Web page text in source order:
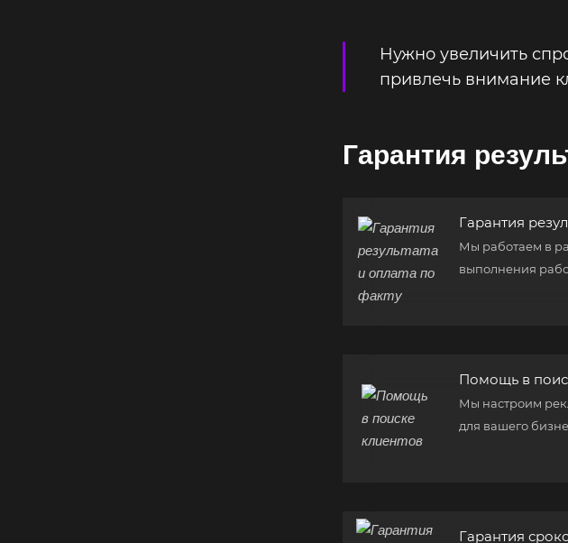
Нужно увеличить
привлечь внимание
Гарантия
Гарантия
Мы работаем в
выполнения
Помощь в
Мы настроим
для вашего
Гарантия